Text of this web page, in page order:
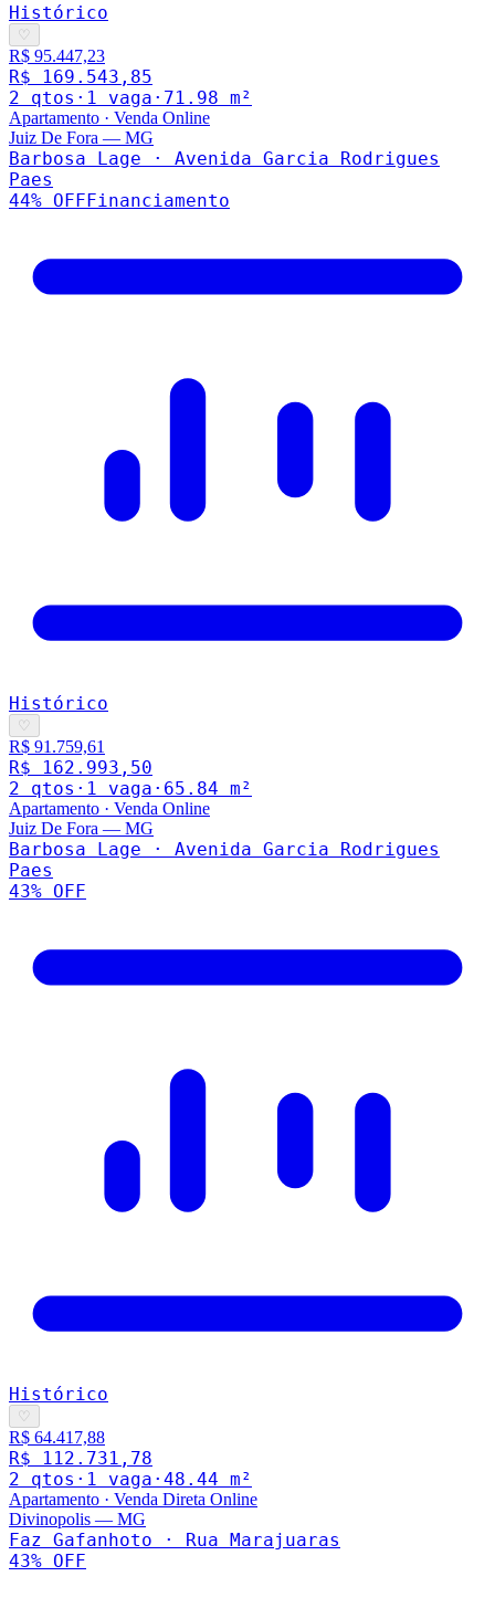
Histórico
♡
R$ 95.447,23
R$ 169.543,85
2 qtos · 1 vaga · 71.98 m²
Apartamento · Venda Online
Juiz De Fora — MG
Barbosa Lage · Avenida Garcia Rodrigues
Paes
44% OFFFinanciamento
Histórico
♡
R$ 91.759,61
R$ 162.993,50
2 qtos · 1 vaga · 65.84 m²
Apartamento · Venda Online
Juiz De Fora — MG
Barbosa Lage · Avenida Garcia Rodrigues
Paes
43% OFF
Histórico
♡
R$ 64.417,88
R$ 112.731,78
2 qtos · 1 vaga · 48.44 m²
Apartamento · Venda Direta Online
Divinopolis — MG
Faz Gafanhoto · Rua Marajuaras
43% OFF